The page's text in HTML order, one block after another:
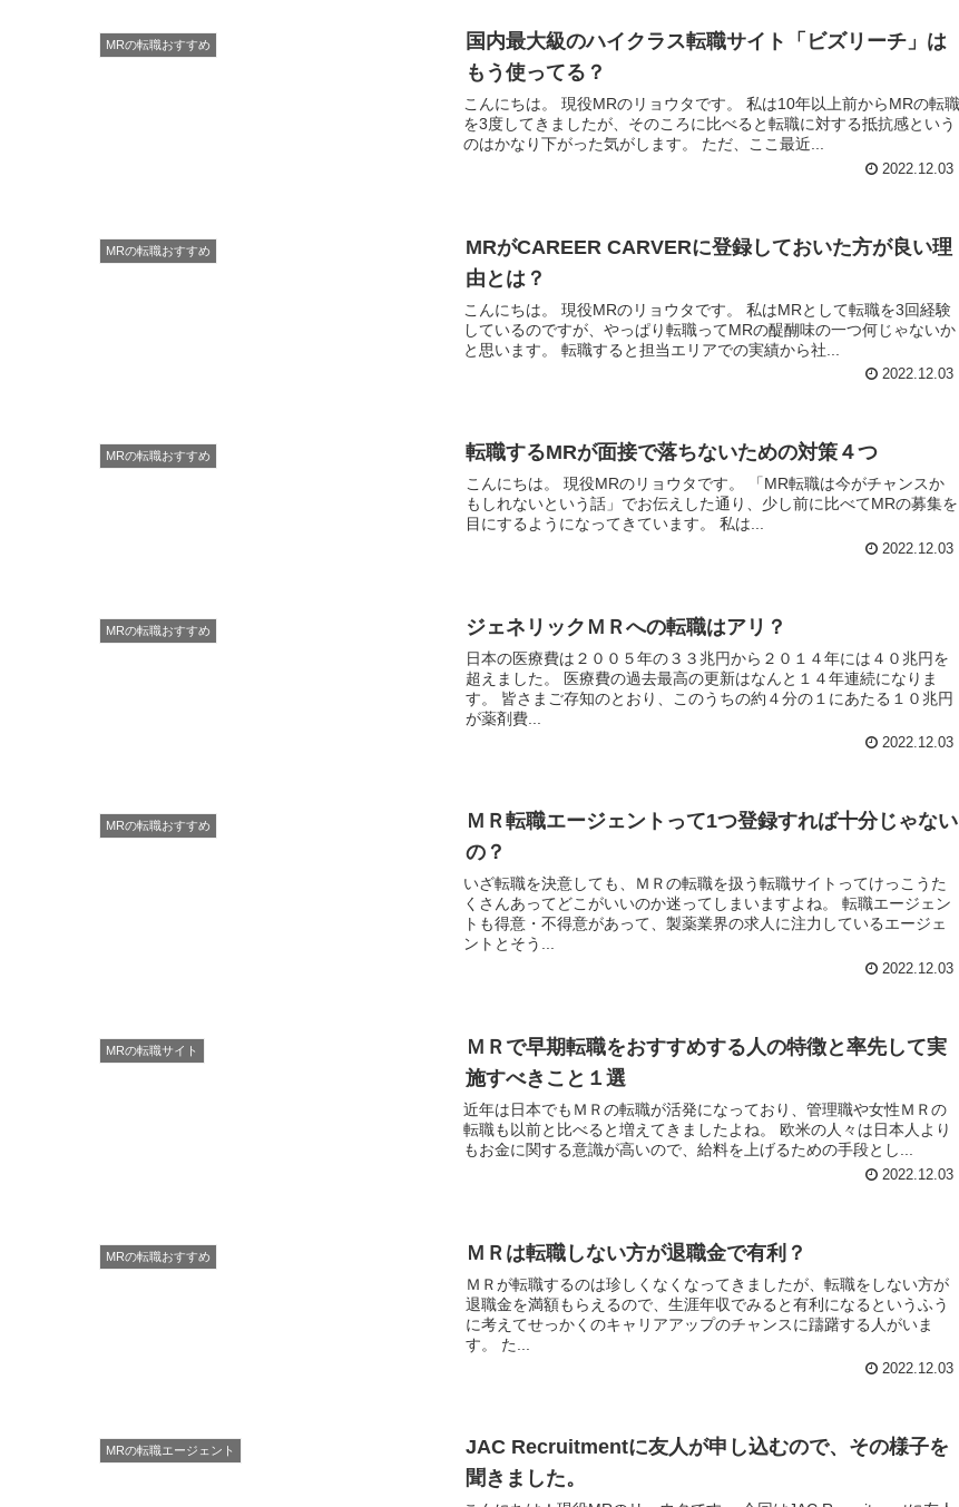
MRの転職おすすめ
国内最大級のハイクラス転職サイト「ビズリーチ」は
もう使ってる？
こんにちは。 現役MRのリョウタです。 私は10年以上前からMRの転職
を3度してきましたが、そのころに比べると転職に対する抵抗感という
のはかなり下がった気がします。 ただ、ここ最近...
2022.12.03
MRの転職おすすめ
MRがCAREER CARVERに登録しておいた方が良い理
由とは？
こんにちは。 現役MRのリョウタです。 私はMRとして転職を3回経験
しているのですが、やっぱり転職ってMRの醍醐味の一つ何じゃないか
と思います。 転職すると担当エリアでの実績から社...
2022.12.03
MRの転職おすすめ 転職するMRが面接で落ちないための対策４つ
こんにちは。 現役MRのリョウタです。 「MR転職は今がチャンスか
もしれないという話」でお伝えした通り、少し前に比べてMRの募集を
目にするようになってきています。 私は...
2022.12.03
MRの転職おすすめ ジェネリックＭＲへの転職はアリ？
日本の医療費は２００５年の３３兆円から２０１４年には４０兆円を
超えました。 医療費の過去最高の更新はなんと１４年連続になりま
す。 皆さまご存知のとおり、このうちの約４分の１にあたる１０兆円
が薬剤費...
2022.12.03
MRの転職おすすめ
ＭＲ転職エージェントって1つ登録すれば十分じゃない
の？
いざ転職を決意しても、ＭＲの転職を扱う転職サイトってけっこうた
くさんあってどこがいいのか迷ってしまいますよね。 転職エージェン
トも得意・不得意があって、製薬業界の求人に注力しているエージェ
ントとそう...
2022.12.03
MRの転職サイト
ＭＲで早期転職をおすすめする人の特徴と率先して実
施すべきこと１選
近年は日本でもＭＲの転職が活発になっており、管理職や女性ＭＲの
転職も以前と比べると増えてきましたよね。 欧米の人々は日本人より
もお金に関する意識が高いので、給料を上げるための手段とし...
2022.12.03
MRの転職おすすめ ＭＲは転職しない方が退職金で有利？
ＭＲが転職するのは珍しくなくなってきましたが、転職をしない方が
退職金を満額もらえるので、生涯年収でみると有利になるというふう
に考えてせっかくのキャリアアップのチャンスに躊躇する人がいま
す。 た...
2022.12.03
MRの転職エージェント
JAC Recruitmentに友人が申し込むので、その様子を
聞きました。